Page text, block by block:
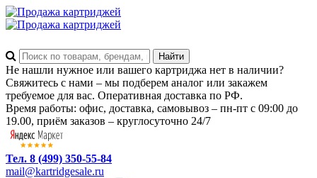
Не нашли нужное или вашего картриджа нет в наличии?
Свяжитесь с нами – мы подберем аналог или закажем
требуемое для вас. Оперативная доставка по РФ.
Время работы: офис, доставка, самовывоз – пн-пт с 09:00 до
19.00, приём заказов – круглосуточно 24/7
Тел. 8 (499) 350-55-84
mail@kartridgesale.ru